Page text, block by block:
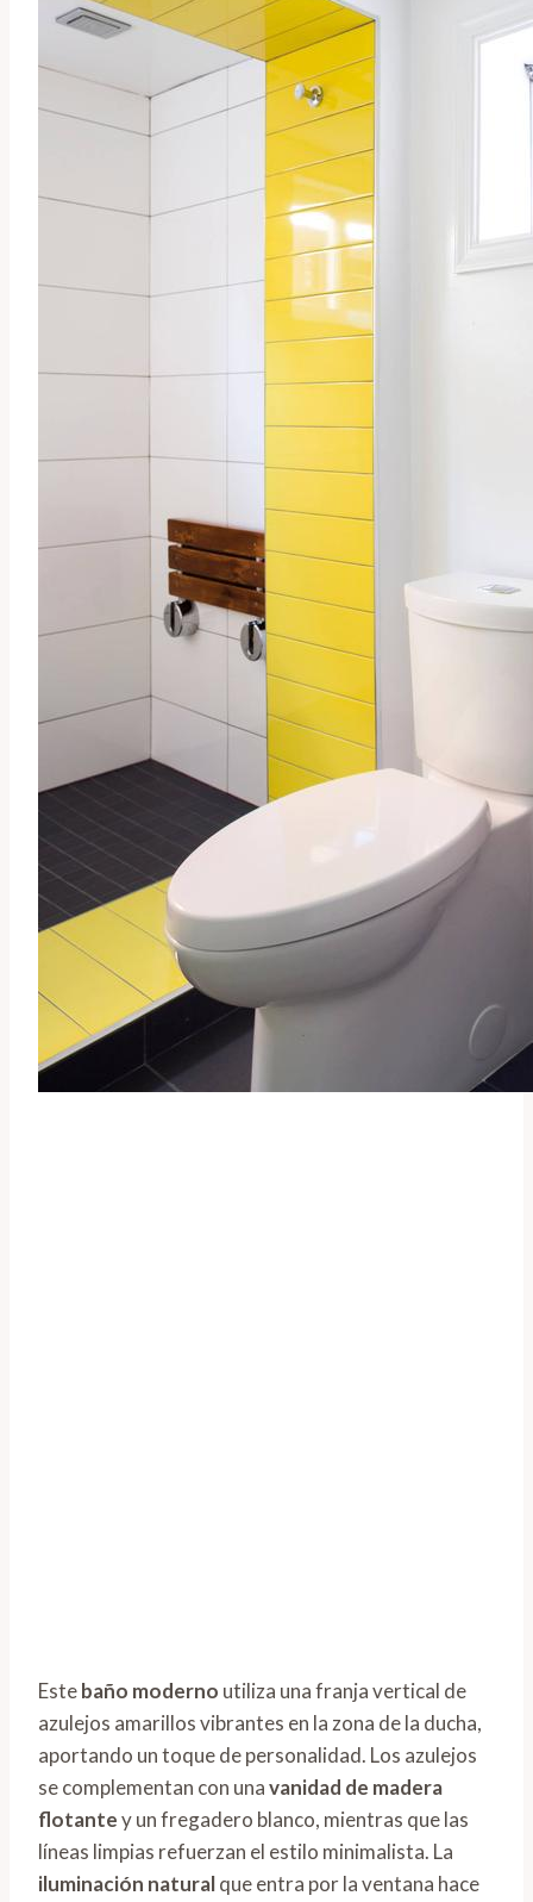
Estebaño moderno utiliza una franja vertical de
azulejos amarillos vibrantes en la zona de la ducha,
aportando un toque de personalidad. Los azulejos
se complementan con unavanidad de madera
flotantey un fregadero blanco, mientras que las
líneas limpias refuerzan el estilo minimalista. La
iluminación naturalque entra por la ventana hace